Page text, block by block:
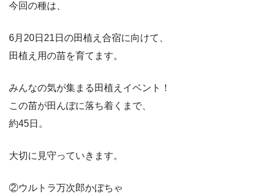
今回の種は、
6月20日21日の田植え合宿に向けて、
田植え用の苗を育てます。
みんなの気が集まる田植えイベント！
この苗が田んぼに落ち着くまで、
約45日。
大切に見守っていきます。
②ウルトラ万次郎かぼちゃ